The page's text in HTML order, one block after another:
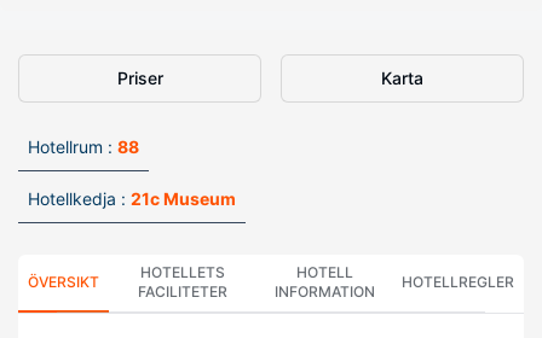
Priser Karta
Hotellrum : 88
Hotellkedja : 21c Museum
ÖVERSIKT
HOTELLETS
FACILITETER
HOTELL
INFORMATION
HOTELLREGLER